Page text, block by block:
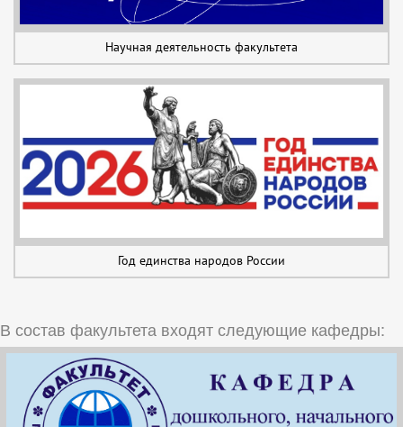
Научная деятельность факультета
Год единства народов России
В состав факультета входят следующие кафедры: